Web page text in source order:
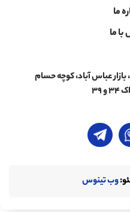
ما
ما
بازار عباس آباد، کوچه حسام
وب تینوس